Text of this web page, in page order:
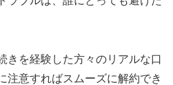
きを経験した方々のリアルな口
注意すればスムーズに解約でき